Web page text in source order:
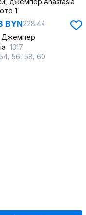
BYN228.44
Джемпер
1317
54 56 58 60